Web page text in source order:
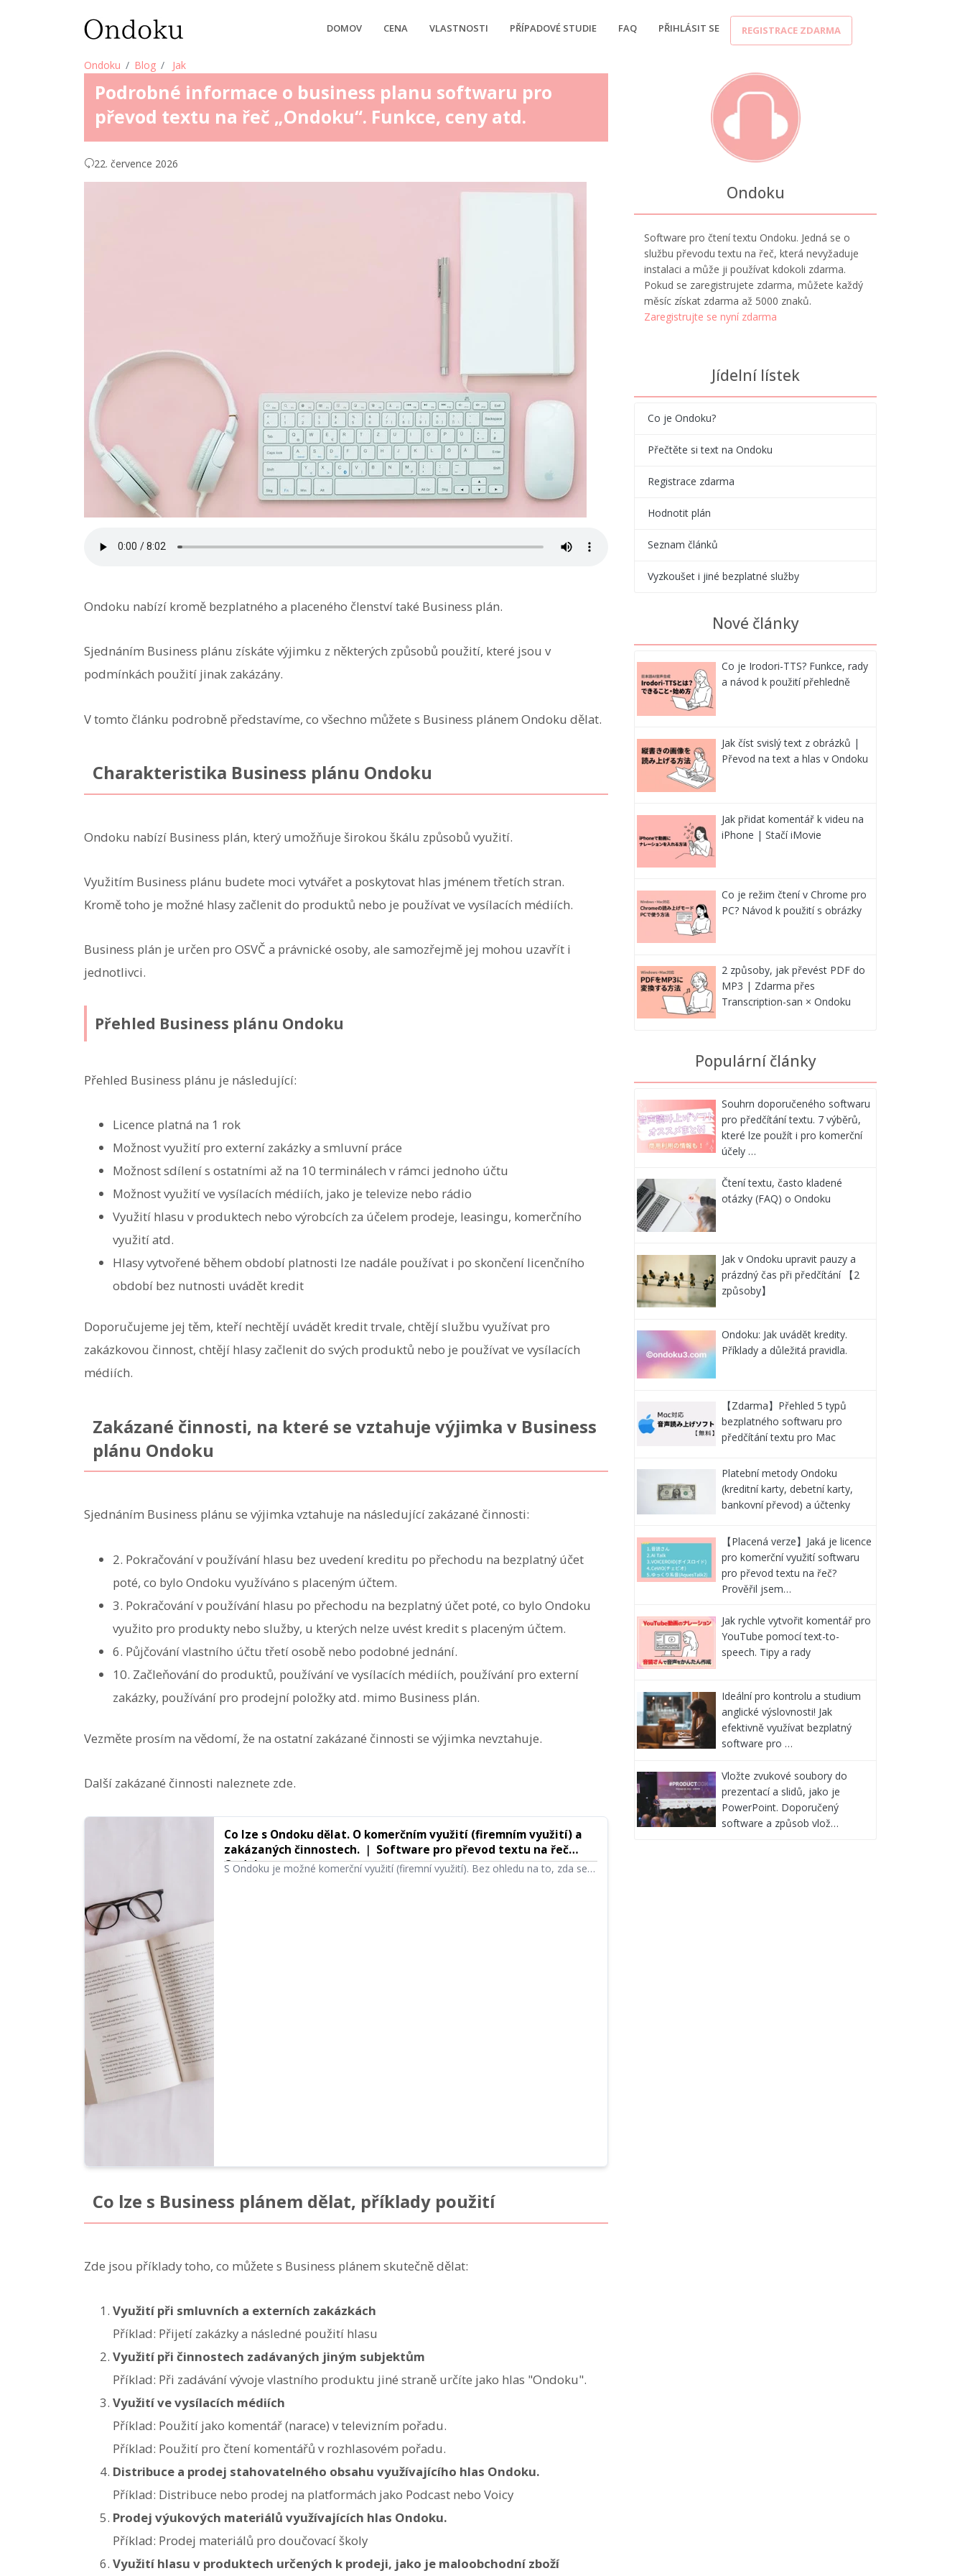
DOMOV CENA VLASTNOSTI PŘÍPADOVÉ STUDIE FAQ PŘIHLÁSIT SE REGISTRACE ZDARMA
Ondoku Blog Jak
Podrobné informace o business planu softwaru pro
převod textu na řeč „Ondoku“. Funkce, ceny atd.
22. července 2026
Ondoku nabízí kromě bezplatného a placeného členství také Business plán.
Sjednáním Business plánu získáte výjimku z některých způsobů použití, které jsou v
podmínkách použití jinak zakázány.
V tomto článku podrobně představíme, co všechno můžete s Business plánem Ondoku dělat.
Charakteristika Business plánu Ondoku
Ondoku nabízí Business plán, který umožňuje širokou škálu způsobů využití.
Využitím Business plánu budete moci vytvářet a poskytovat hlas jménem třetích stran.
Kromě toho je možné hlasy začlenit do produktů nebo je používat ve vysílacích médiích.
Business plán je určen pro OSVČ a právnické osoby, ale samozřejmě jej mohou uzavřít i
jednotlivci.
Přehled Business plánu Ondoku
Přehled Business plánu je následující:
Licence platná na 1 rok
Možnost využití pro externí zakázky a smluvní práce
Možnost sdílení s ostatními až na 10 terminálech v rámci jednoho účtu
Možnost využití ve vysílacích médiích, jako je televize nebo rádio
Využití hlasu v produktech nebo výrobcích za účelem prodeje, leasingu, komerčního
využití atd.
Hlasy vytvořené během období platnosti lze nadále používat i po skončení licenčního
období bez nutnosti uvádět kredit
Doporučujeme jej těm, kteří nechtějí uvádět kredit trvale, chtějí službu využívat pro
zakázkovou činnost, chtějí hlasy začlenit do svých produktů nebo je používat ve vysílacích
médiích.
Zakázané činnosti, na které se vztahuje výjimka v Business
plánu Ondoku
Sjednáním Business plánu se výjimka vztahuje na následující zakázané činnosti:
2. Pokračování v používání hlasu bez uvedení kreditu po přechodu na bezplatný účet
poté, co bylo Ondoku využíváno s placeným účtem.
3. Pokračování v používání hlasu po přechodu na bezplatný účet poté, co bylo Ondoku
využito pro produkty nebo služby, u kterých nelze uvést kredit s placeným účtem.
6. Půjčování vlastního účtu třetí osobě nebo podobné jednání.
10. Začleňování do produktů, používání ve vysílacích médiích, používání pro externí
zakázky, používání pro prodejní položky atd. mimo Business plán.
Vezměte prosím na vědomí, že na ostatní zakázané činnosti se výjimka nevztahuje.
Další zakázané činnosti naleznete zde.
Co lze s Ondoku dělat. O komerčním využití (firemním využití) a
zakázaných činnostech. ｜ Software pro převod textu na řeč
Ondoku
S Ondoku je možné komerční využití (firemní využití). Bez ohledu na to, zda se
Co lze s Business plánem dělat, příklady použití
Zde jsou příklady toho, co můžete s Business plánem skutečně dělat:
Využití při smluvních a externích zakázkách
Příklad: Přijetí zakázky a následné použití hlasu
Využití při činnostech zadávaných jiným subjektům
Příklad: Při zadávání vývoje vlastního produktu jiné straně určíte jako hlas "Ondoku".
Využití ve vysílacích médiích
Příklad: Použití jako komentář (narace) v televizním pořadu.
Příklad: Použití pro čtení komentářů v rozhlasovém pořadu.
Distribuce a prodej stahovatelného obsahu využívajícího hlas Ondoku.
Příklad: Distribuce nebo prodej na platformách jako Podcast nebo Voicy
Prodej výukových materiálů využívajících hlas Ondoku.
Příklad: Prodej materiálů pro doučovací školy
Využití hlasu v produktech určených k prodeji, jako je maloobchodní zboží
Ondoku
Software pro čtení textu Ondoku. Jedná se o
službu převodu textu na řeč, která nevyžaduje
instalaci a může ji používat kdokoli zdarma.
Pokud se zaregistrujete zdarma, můžete každý
měsíc získat zdarma až 5000 znaků.
Zaregistrujte se nyní zdarma
Jídelní lístek
Co je Ondoku?
Přečtěte si text na Ondoku
Registrace zdarma
Hodnotit plán
Seznam článků
Vyzkoušet i jiné bezplatné služby
Nové články
Co je Irodori-TTS? Funkce, rady
a návod k použití přehledně
Jak číst svislý text z obrázků |
Převod na text a hlas v Ondoku
Jak přidat komentář k videu na
iPhone | Stačí iMovie
Co je režim čtení v Chrome pro
PC? Návod k použití s obrázky
2 způsoby, jak převést PDF do
MP3 | Zdarma přes
Transcription-san × Ondoku
Populární články
Souhrn doporučeného softwaru
pro předčítání textu. 7 výběrů,
které lze použít i pro komerční
účely …
Čtení textu, často kladené
otázky (FAQ) o Ondoku
Jak v Ondoku upravit pauzy a
prázdný čas při předčítání 【2
způsoby】
Ondoku: Jak uvádět kredity.
Příklady a důležitá pravidla.
【Zdarma】Přehled 5 typů
bezplatného softwaru pro
předčítání textu pro Mac
Platební metody Ondoku
(kreditní karty, debetní karty,
bankovní převod) a účtenky
【Placená verze】Jaká je licence
pro komerční využití softwaru
pro převod textu na řeč?
Prověřil jsem…
Jak rychle vytvořit komentář pro
YouTube pomocí text-to-
speech. Tipy a rady
Ideální pro kontrolu a studium
anglické výslovnosti! Jak
efektivně využívat bezplatný
software pro …
Vložte zvukové soubory do
prezentací a slidů, jako je
PowerPoint. Doporučený
software a způsob vlož…